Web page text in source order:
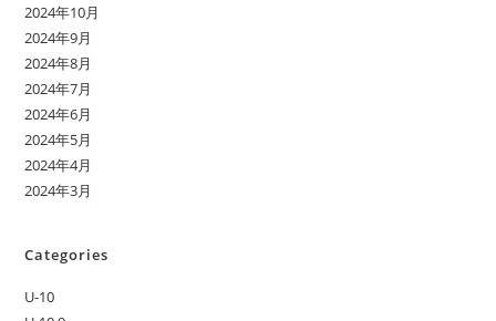
2024年10月
2024年9月
2024年8月
2024年7月
2024年6月
2024年5月
2024年4月
2024年3月
Categories
U-10